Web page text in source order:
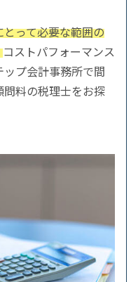
って必要な範囲の
コストパフォーマンス
プ会計事務所で間
料の税理士をお探